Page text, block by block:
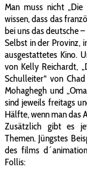
Man muss nicht
wissen, dass das
bei uns das deutsche
Selbst in der Provinz,
ausgestattetes Kino.
von Kelly Reichardt,
Schulleiter“ von
Mohaghegh und
sind jeweils freitags
Hälfte, wenn man das
Zusätzlich gibt es
Themen. Jüngstes
des films
Follis: